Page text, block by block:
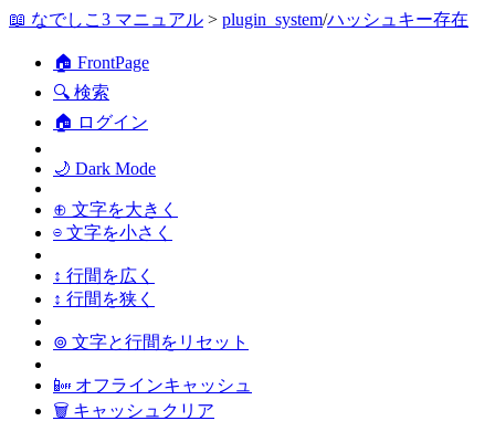
📖 なでしこ3 マニュアル > plugin_system/ハッシュキー存在
🏠 FrontPage
🔍 検索
🏠 ログイン
🌙 Dark Mode
⊕ 文字を大きく
⊖ 文字を小さく
↕ 行間を広く
↕ 行間を狭く
⊚ 文字と行間をリセット
📴 オフラインキャッシュ
🗑 キャッシュクリア